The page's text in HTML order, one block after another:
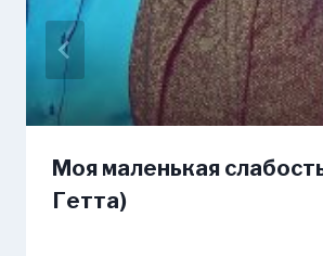
Моя маленькая
Гетта)